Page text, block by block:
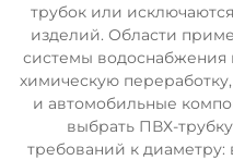
трубок или
изделий. Области
системы
химическую
и автомобильные
выбрать ПВХ-
требований к